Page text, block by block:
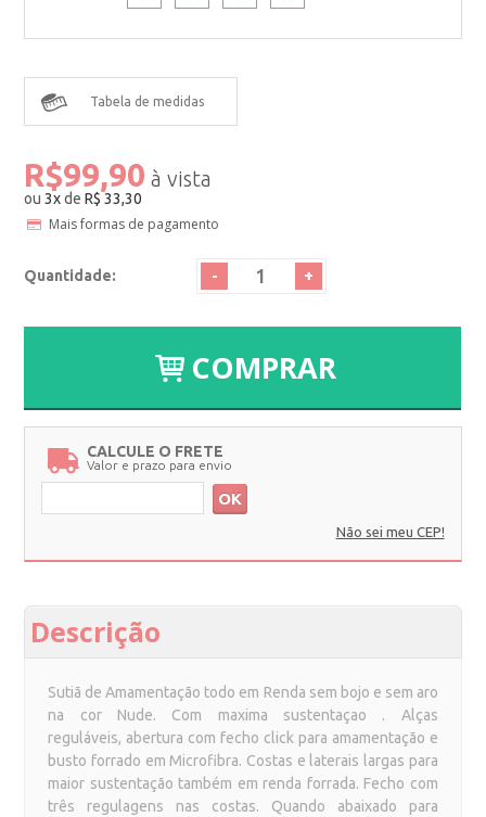
Tabela de medidas
R$99,90
ou3xdeR$ 33,30
Mais formas de pagamento
Quantidade: +
-
COMPRAR
CALCULE O FRETE
Valor e prazo para envio
OK
Não sei meu CEP!
Descrição
Sutiã de Amamentação todo em Renda sem bojo e sem aro
na cor Nude. Com maxima sustentaçao . Alças
reguláveis, abertura com fecho click para amamentação e
busto forrado em Microfibra. Costas e laterais largas para
maior sustentação também em renda forrada. Fecho com
três regulagens nas costas. Quando abaixado para